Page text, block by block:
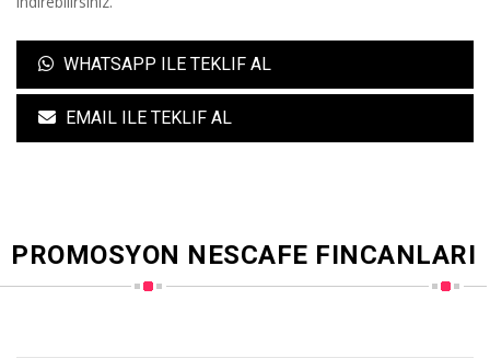
WHATSAPP ILE TEKLIF AL
EMAIL ILE TEKLIF AL
PROMOSYON NESCAFE FINCANLARI